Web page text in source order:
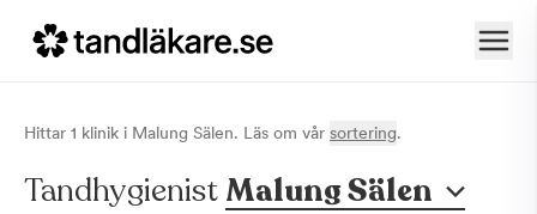
Hittar 1 klinik i Malung Sälen. Läs om vår sortering.
Tandhygienist Malung Sälen